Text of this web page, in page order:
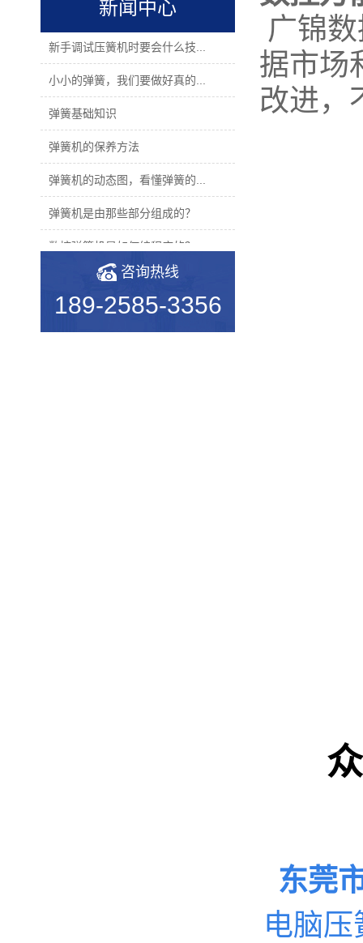
新闻中心
新手调试压簧机时要会什么技...
小小的弹簧，我们要做好真的...
弹簧基础知识
弹簧机的保养方法
弹簧机的动态图，看懂弹簧的...
弹簧机是由那些部分组成的？
数控弹簧机是如何编程序的？
2019年度无凸轮弹簧机十大品...
机械行业的宠儿——弹簧机
咨询热线
189-2585-3356
广锦
据市场
改进，
东莞
电脑压